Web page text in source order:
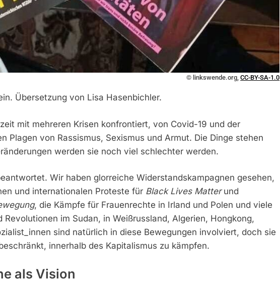
© linkswende.org,CC-BY-SA-1.0
Übersetzung von Lisa Hasenbichler.
mit mehreren Krisen konfrontiert, von Covid-19 und der
Plagen von Rassismus, Sexismus und Armut. Die Dinge stehen
werden sie noch viel schlechter werden.
Wir haben glorreiche Widerstandskampagnen gesehen,
und internationalen Proteste für Black Lives Matterund
, die Kämpfe für Frauenrechte in Irland und Polen und viele
im Sudan, in Weißrussland, Algerien, Hongkong,
sind natürlich in diese Bewegungen involviert, doch sie
innerhalb des Kapitalismus zu kämpfen.
als Vision